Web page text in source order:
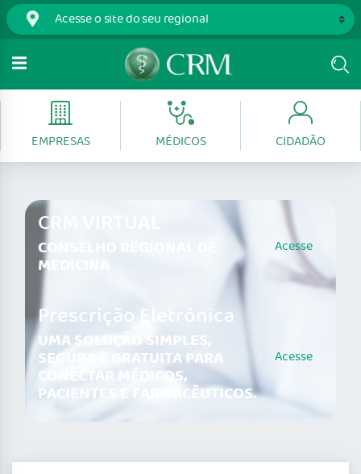
EMPRESAS MÉDICOS CIDADÃO
CRM VIRTUAL
CONSELHO REGIONAL DE
MEDICINA
Acesse
Prescrição Eletrônica
UMA SOLUÇÃO SIMPLES,
SEGURA E GRATUITA PARA
CONECTAR MÉDICOS,
PACIENTES E FARMACÊUTICOS.
Acesse